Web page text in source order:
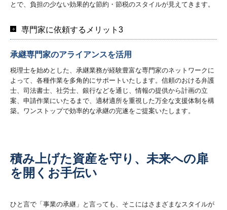
とで、負担の少ない効果的な節約・節税のスタイルが見えてきます。
専門家に依頼するメリット3
承継専門家のアライアンスを活用
税理士を始めとした、承継業務が経験豊富な専門家のネットワークに
よって、各種作業を多角的にサポートいたします。信頼のおける弁護
士、司法書士、社労士、銀行などを通じ、情報の提供から計画の立
案、申請作業にいたるまで、適材適所を重視した万全な支援体制を構
築。ワンストップで効率的な承継の完遂をご提案いたします。
積み上げた資産を守り、未来への扉
を開くお手伝い
ひと言で「事業の承継」と言っても、そこにはさまざまなスタイルが